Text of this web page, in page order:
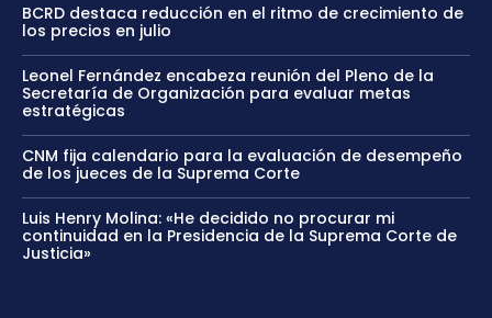
BCRD destaca reducción en el ritmo de crecimiento de
los precios en julio
Leonel Fernández encabeza reunión del Pleno de la
Secretaría de Organización para evaluar metas
estratégicas
CNM fija calendario para la evaluación de desempeño
de los jueces de la Suprema Corte
Luis Henry Molina: «He decidido no procurar mi
continuidad en la Presidencia de la Suprema Corte de
Justicia»